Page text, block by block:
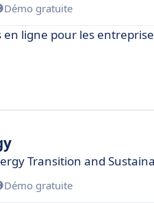
Démo gratuite
ligne pour les
Transition and
Démo gratuite